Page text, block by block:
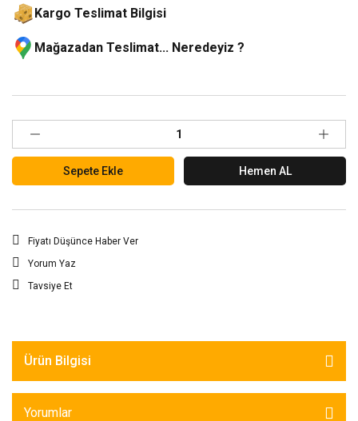
Kargo Teslimat Bilgisi
Mağazadan Teslimat... Neredeyiz ?
Sepete Ekle Hemen AL
Fiyatı Düşünce Haber Ver
Yorum Yaz
Tavsiye Et
Ürün Bilgisi
Yorumlar